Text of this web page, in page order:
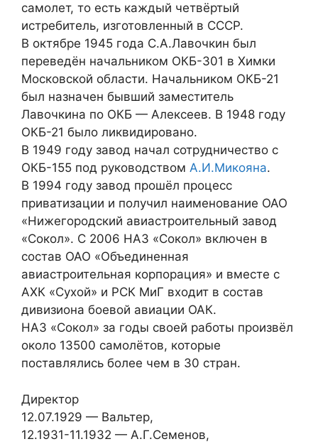
самолет, то есть каждый четвёртый
истребитель, изготовленный в СССР.
В октябре 1945 года С.А.Лавочкин был
переведён начальником ОКБ-301 в Химки
Московской области. Начальником ОКБ-21
был назначен бывший заместитель
Лавочкина по ОКБ — Алексеев. В 1948 году
ОКБ-21 было ликвидировано.
В 1949 году завод начал сотрудничество с
ОКБ-155 под руководством А.И.Микояна.
В 1994 году завод прошёл процесс
приватизации и получил наименование ОАО
«Нижегородский авиастроительный завод
«Сокол». С 2006 НАЗ «Сокол» включен в
состав ОАО «Объединенная
авиастроительная корпорация» и вместе с
АХК «Сухой» и РСК МиГ входит в состав
дивизиона боевой авиации ОАК.
НАЗ «Сокол» за годы своей работы произвёл
около 13500 самолётов, которые
поставлялись более чем в 30 стран.
Директор
12.07.1929 — Вальтер,
12.1931-11.1932 — А.Г.Семенов,